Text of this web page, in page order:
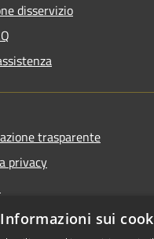
disservizio
trasparente
privacy
di accessibilità
Informazioni sui